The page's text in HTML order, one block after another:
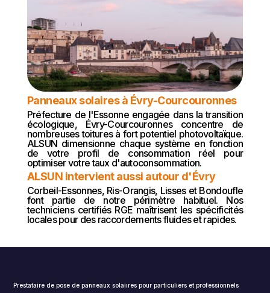
Panneaux solaires à Évry-Courcouronnes
Préfecture de l'Essonne engagée dans la transition
écologique, Évry-Courcouronnes concentre de
nombreuses toitures à fort potentiel photovoltaïque.
ALSUN dimensionne chaque système en fonction
de votre profil de consommation réel pour
optimiser votre taux d'autoconsommation.
ALSUN intervient aussi autour d'Évry
Corbeil-Essonnes, Ris-Orangis, Lisses et Bondoufle
font partie de notre périmètre habituel. Nos
techniciens certifiés RGE maîtrisent les spécificités
locales pour des raccordements fluides et rapides.
Prestataire de pose de panneaux solaiıres pour particuliers et professionnels